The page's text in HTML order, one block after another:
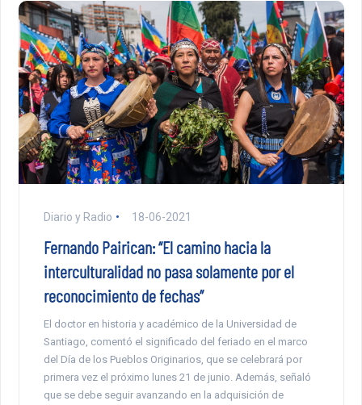
Diario y Radio 18-06-2021
Fernando Pairican: “El camino hacia la
interculturalidad no pasa solamente por el
reconocimiento de fechas”
El doctor en historia y académico de la Universidad de
Santiago, comentó el significado del feriado en el marco
del Día de los Pueblos Originarios, que se celebrará por
primera vez el próximo lunes 21 de junio. Además, señaló
que se debe seguir avanzando en la adquisición de